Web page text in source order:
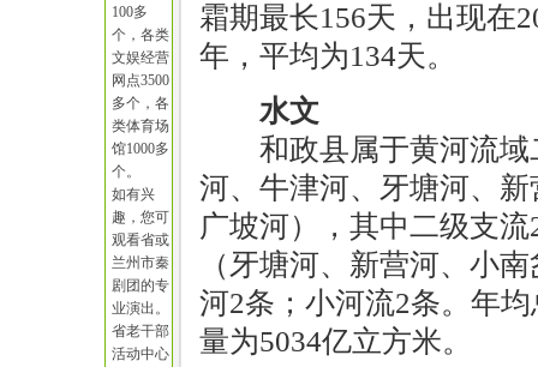
100多
个，各类
文娱经营
网点3500
多个，各
类体育场
馆1000多
个。
如有兴
趣，您可
观看省或
兰州市秦
剧团的专
业演出。
省老干部
活动中心
霜期最长156天，出现在
年，平均为134天。
水文
和政县属于黄河流
河、牛津河、牙塘河、
广坡河），其中二级支
（牙塘河、新营河、小
河2条；小河流2条。年
量为5034亿立方米。